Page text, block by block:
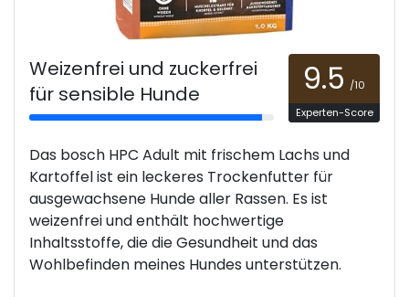
Weizenfrei und zuckerfrei
für sensible Hunde
9.5 /10
Experten-Score
Das bosch HPC Adult mit frischem Lachs und
Kartoffel ist ein leckeres Trockenfutter für
ausgewachsene Hunde aller Rassen. Es ist
weizenfrei und enthält hochwertige
Inhaltsstoffe, die die Gesundheit und das
Wohlbefinden meines Hundes unterstützen.